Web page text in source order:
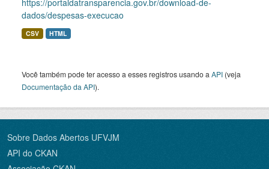
https://portaldatransparencia.gov.br/download-de-
dados/despesas-execucao
CSV HTML
Você também pode ter acesso a esses registros usando a API (veja
Documentação da API).
Sobre Dados Abertos UFVJM
API do CKAN